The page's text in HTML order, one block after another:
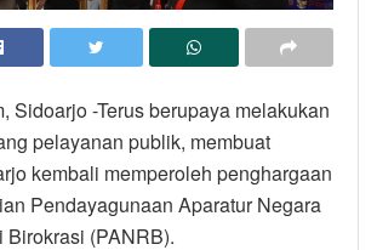
Sidoarjo -Terus berupaya melakukan
pelayanan publik, membuat
kembali memperoleh penghargaan
Pendayagunaan Aparatur Negara
Birokrasi (PANRB).